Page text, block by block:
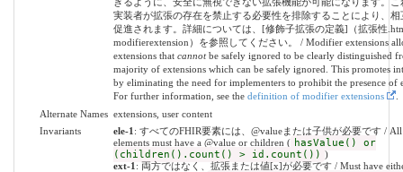
実装者が拡張の存在を禁止する必要性を排除することにより、相
促進されます。詳細については、[修飾子拡張の定義]（拡張性
modifierextension）を参照してください。 / Modifier extensions
extensions that cannotbe safely ignored to be clearly distinguished
majority of extensions which can be safely ignored. This promotes
by eliminating the need for implementers to prohibit the presence of
For further information, see the definition of modifier extensions
.
Alternate Names extensions, user content
Invariants
ele-1 : すべてのFHIR要素には、@valueまたは子供が必要です /
elements must have a @value or children ( hasValue() or
(children().count() > id.count()) )
ext-1 : 両方ではなく、拡張または値[x]が必要です / Must have